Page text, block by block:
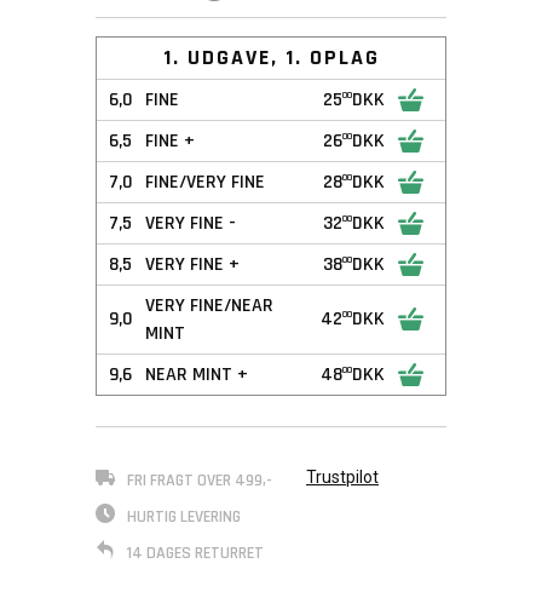
1. UDGAVE, 1. OPLAG
6,0 FINE 2500DKK
6,5
FINE + 2600DKK
7,0 FINE/VERY FINE 2800DKK
7,5 VERY FINE - 3200DKK
8,5 VERY FINE + 3800DKK
9,0
VERY FINE/NEAR
MINT
4200DKK
9,6 NEAR MINT + 4800DKK
FRI FRAGT OVER 499,-
HURTIG LEVERING
14 DAGES RETURRET
Trustpilot